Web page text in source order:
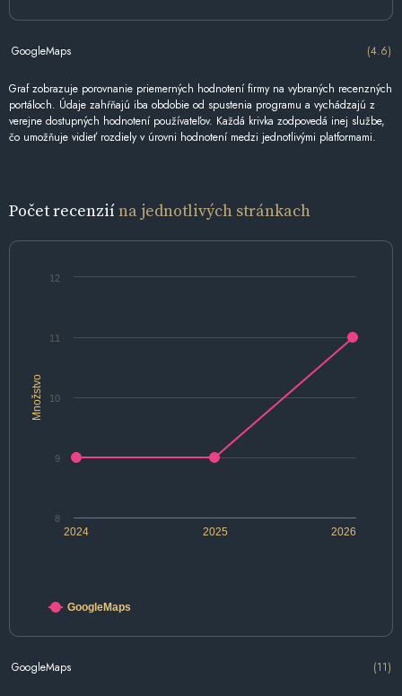
GoogleMaps (4.6)
Graf zobrazuje porovnanie priemerných hodnotení firmy na vybraných recenzných
portáloch. Údaje zahŕňajú iba obdobie od spustenia programu a vychádzajú z
verejne dostupných hodnotení používateľov. Každá krivka zodpovedá inej službe,
čo umožňuje vidieť rozdiely v úrovni hodnotení medzi jednotlivými platformami.
Počet recenziína jednotlivých stránkach
Množstvo
2024 2025 2026
9
10
11
8
12
GoogleMaps
GoogleMaps (11)